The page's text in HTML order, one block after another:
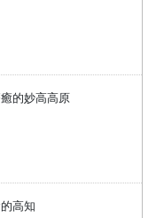
的妙高高原
高知